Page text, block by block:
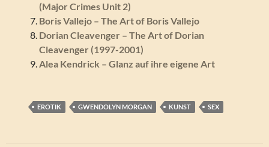
(Major Crimes Unit 2)
Boris Vallejo – The Art of Boris Vallejo
Dorian Cleavenger – The Art of Dorian
Cleavenger (1997-2001)
Alea Kendrick – Glanz auf ihre eigene Art
EROTIK GWENDOLYN MORGAN KUNST SEX